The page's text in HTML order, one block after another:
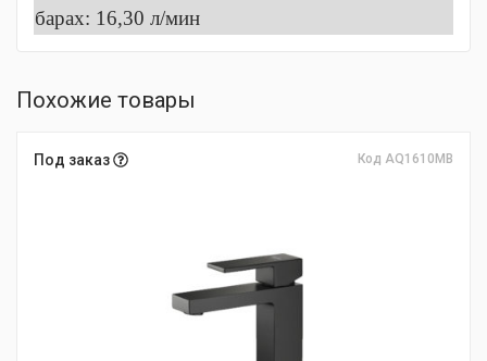
барах: 16,30 л/мин
Похожие товары
Под заказ Код AQ1610MB